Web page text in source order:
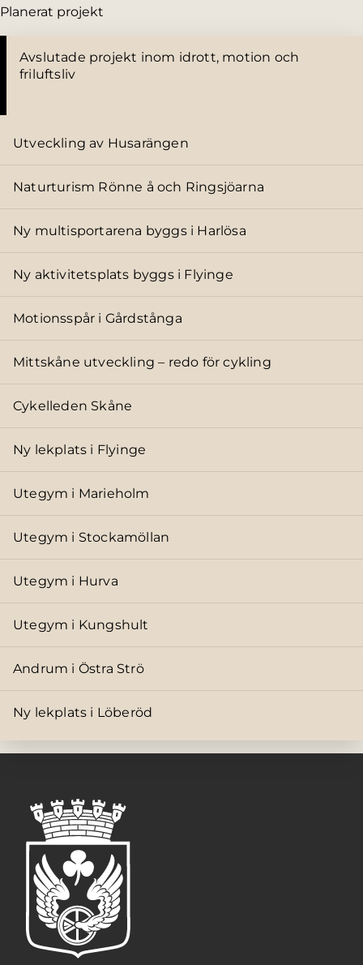
Planerat projekt
Avslutade projekt inom idrott, motion och
friluftsliv
Utveckling av Husarängen
Naturturism Rönne å och Ringsjöarna
Ny multisportarena byggs i Harlösa
Ny aktivitetsplats byggs i Flyinge
Motionsspår i Gårdstånga
Mittskåne utveckling – redo för cykling
Cykelleden Skåne
Ny lekplats i Flyinge
Utegym i Marieholm
Utegym i Stockamöllan
Utegym i Hurva
Utegym i Kungshult
Andrum i Östra Strö
Ny lekplats i Löberöd